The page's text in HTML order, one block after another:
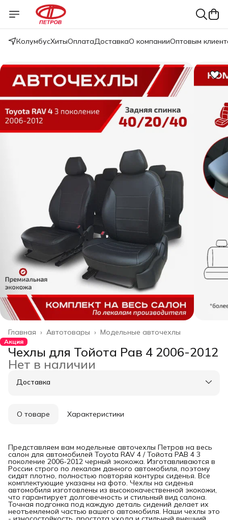
КолумбусХитыОплатаДоставкаО компанииОптовым
Модельные авточехлы
Автотовары ›
Главная ›
Акция
Чехлы для Тойота Рав 4 2006-2012
Нет в наличии
Доставка
О товаре Характеристики
Представляем вам модельные авточехлы Петров на весь
салон для автомобилей Toyota RAV 4 / Тойота РАВ 4 3
поколение 2006-2012 черный экокожа. Изготавливаются в
России строго по лекалам данного автомобиля, поэтому
сидят плотно, полностью повторяя контуры сиденья. Все
комплектующие указаны на фото. Чехлы на сиденья
автомобиля изготовлены из высококачественной экокожи,
что гарантирует долговечность и стильный вид салона.
Точная подгонка под каждую деталь сидений делает их
неотъемлемой частью вашего автомобиля. Наши чехлы это